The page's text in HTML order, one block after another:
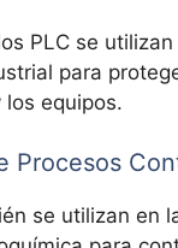
PLC se
para
equipos.
Procesos
se utilizan en